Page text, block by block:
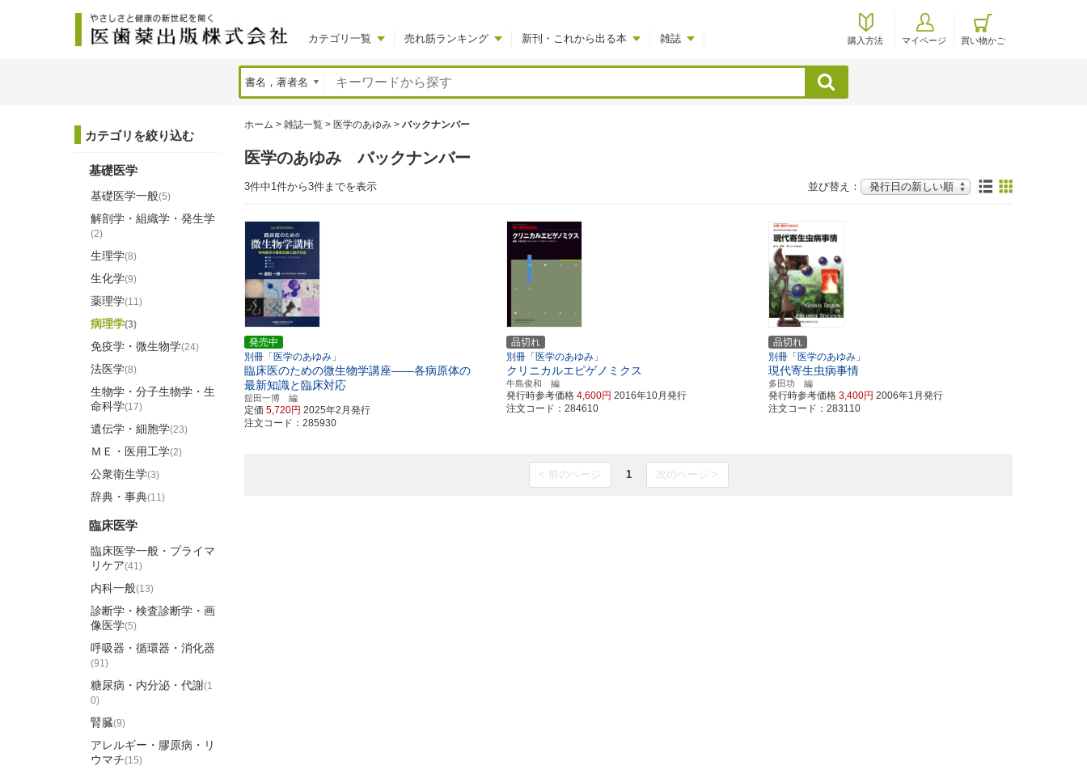
カテゴリ一覧 売れ筋ランキング 新刊・これから出る本 雑誌 購入方法 マイページ 買い物かご
検索
ホーム > 雑誌一覧 > 医学のあゆみ > バックナンバー
医学のあゆみ バックナンバー
3件中1件から3件までを表示 並び替え：
発売中
別冊「医学のあゆみ」
臨床医のための微生物学講座――各病原体の
最新知識と臨床対応
舘田一博 編
定価 5,720円 2025年2月発行
注文コード：285930
品切れ
別冊「医学のあゆみ」
クリニカルエピゲノミクス
牛島俊和 編
発行時参考価格4,600円 2016年10月発行
注文コード：284610
品切れ
別冊「医学のあゆみ」
現代寄生虫病事情
多田功 編
発行時参考価格3,400円 2006年1月発行
注文コード：283110
< 前のページ 1 次のページ >
カテゴリを絞り込む
基礎医学
基礎医学一般(5)
解剖学・組織学・発生学
(2)
生理学(8)
生化学(9)
薬理学(11)
病理学(3)
免疫学・微生物学(24)
法医学(8)
生物学・分子生物学・生
命科学(17)
遺伝学・細胞学(23)
ＭＥ・医用工学(2)
公衆衛生学(3)
辞典・事典(11)
臨床医学
臨床医学一般・プライマ
リケア(41)
内科一般(13)
診断学・検査診断学・画
像医学(5)
呼吸器・循環器・消化器
(91)
糖尿病・内分泌・代謝(1
0)
腎臓(9)
アレルギー・膠原病・リ
ウマチ(15)